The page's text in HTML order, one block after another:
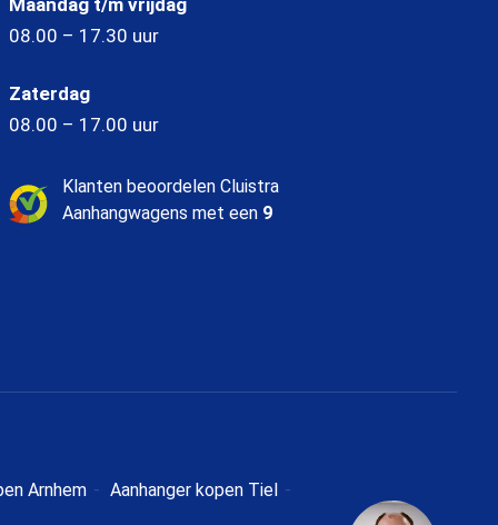
08.00 – 17.30 uur
Zaterdag
08.00 – 17.00 uur
Klanten beoordelen Cluistra
Aanhangwagens met een 9
Arnhem Aanhanger kopen Tiel